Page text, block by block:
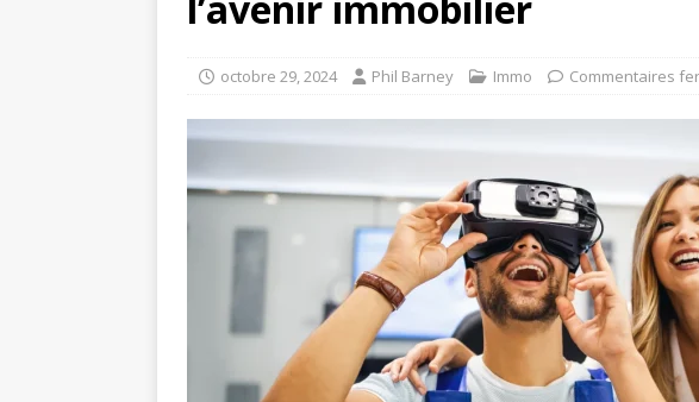
octobre 29, 2024 Phil Barney Immo Commentaires